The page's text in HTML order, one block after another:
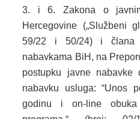
3. i 6. Zakona o
Hercegovine („Službeni
59/22 i 50/24) i člana
nabavkama BiH, na
postupku javne nabavke
nabavku usluga: “Unos
godinu i on-line
2018. GODINA
2017. GODINA
2016. GODINA
2015. GODINA
2014. GODINA